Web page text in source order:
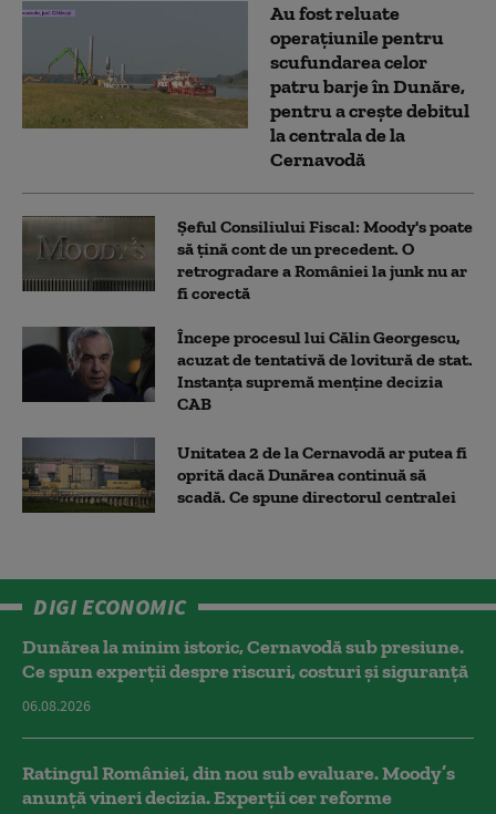
Au fost reluate
operațiunile pentru
scufundarea celor
patru barje în Dunăre,
pentru a crește debitul
la centrala de la
Cernavodă
Șeful Consiliului Fiscal: Moody's poate
să țină cont de un precedent. O
retrogradare a României la junk nu ar
fi corectă
Începe procesul lui Călin Georgescu,
acuzat de tentativă de lovitură de stat.
Instanța supremă menține decizia
CAB
Unitatea 2 de la Cernavodă ar putea fi
oprită dacă Dunărea continuă să
scadă. Ce spune directorul centralei
DIGI ECONOMIC
Dunărea la minim istoric, Cernavodă sub presiune.
Ce spun experții despre riscuri, costuri și siguranță
06.08.2026
Ratingul României, din nou sub evaluare. Moody’s
anunță vineri decizia. Experții cer reforme